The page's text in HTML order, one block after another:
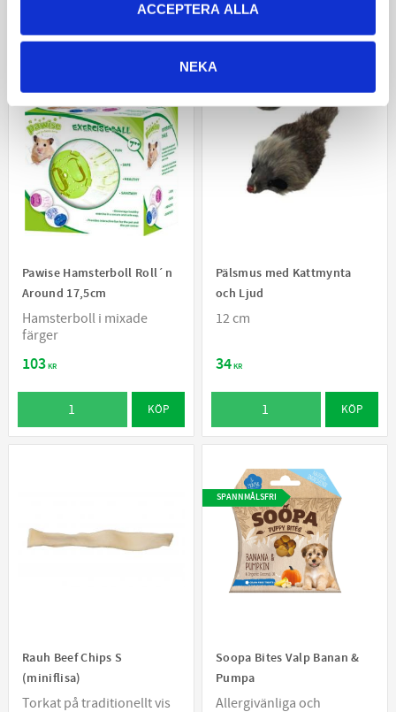
ACCEPTERA ALLA
NEKA
Pawise Hamsterboll Roll´n
Around 17,5cm
Hamsterboll i mixade
färger
103KR
KÖP
Pälsmus med Kattmynta
och Ljud
12 cm
34KR
KÖP
Rauh Beef Chips S
(miniflisa)
Torkat på traditionellt vis
Soopa Bites Valp Banan &
Pumpa
Allergivänliga och
SPANNMÅLSFRI